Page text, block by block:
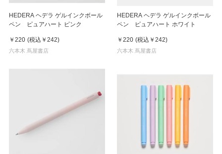
HEDERA ヘデラ ゲルインクボール
ペン ピュアハート ピンク
￥220 (税込 ￥242)
六本木 蔦屋書店
HEDERA ヘデラ ゲルインクボール
ペン ピュアハート ホワイト
￥220 (税込 ￥242)
六本木 蔦屋書店